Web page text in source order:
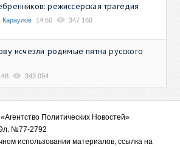
режиссерская трагедия
Караулов 14:50 347 160
исчезли родимые пятна русского
343 094
Политических Новостей»
№77-2792
использовании материалов, ссылка на